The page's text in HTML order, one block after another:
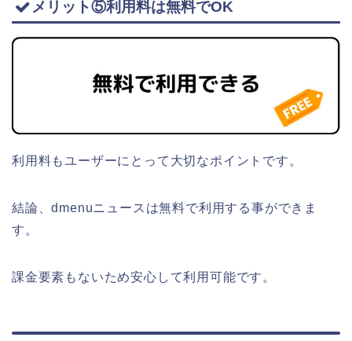
メリット⑤利用料は無料でOK
利用料もユーザーにとって大切なポイントです。
結論、dmenuニュースは無料で利用する事ができま
す。
課金要素もないため安心して利用可能です。